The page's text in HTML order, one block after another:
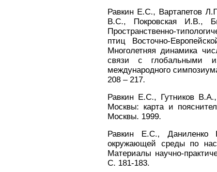
Равкин Е.С., Вартапетов
В.С., Покровская И.В.,
Пространственно-
птиц Восточно-
Многолетняя динамика
связи с глобальными
международного
208 – 217.
Равкин Е.С., Гутников
Москвы: карта и
Москвы. 1999.
Равкин Е.С., Даниленко
окружающей среды по
Материалы научно-
С. 181-183.